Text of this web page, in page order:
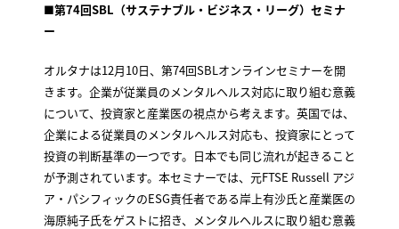
■第74回SBL（サステナブル・ビジネス・リーグ）セミナ
ー
オルタナは12月10日、第74回SBLオンラインセミナーを開
きます。企業が従業員のメンタルヘルス対応に取り組む意義
について、投資家と産業医の視点から考えます。英国では、
企業による従業員のメンタルヘルス対応も、投資家にとって
投資の判断基準の一つです。日本でも同じ流れが起きること
が予測されています。本セミナーでは、元FTSE Russell アジ
ア・パシフィックのESG責任者である岸上有沙氏と産業医の
海原純子氏をゲストに招き、メンタルヘルスに取り組む意義